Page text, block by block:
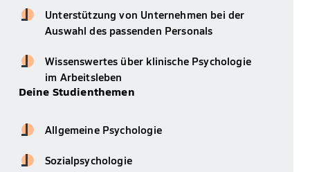
Unterstützung von Unternehmen bei der
Auswahl des passenden Personals
Wissenswertes über klinische Psychologie
im Arbeitsleben
Deine Studienthemen
Allgemeine Psychologie
Sozialpsychologie